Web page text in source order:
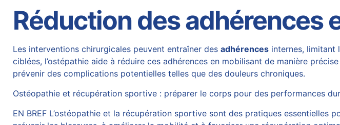
Réduction desadhérences
Les interventions chirurgicales peuvent entraîner desadhérences internes, limitant
ciblées, l’ostépathie aide à réduire ces adhérences en mobilisant de manière
prévenir des complications potentielles telles que desdouleurs chroniques.
Ostéopathie et récupération sportive : préparer le corps pour des performances
EN BREF L’ostéopathie et la récupération sportive sont des pratiques